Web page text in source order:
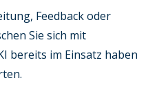
Feedback oder
Sie sich mit
bereits im Einsatz haben